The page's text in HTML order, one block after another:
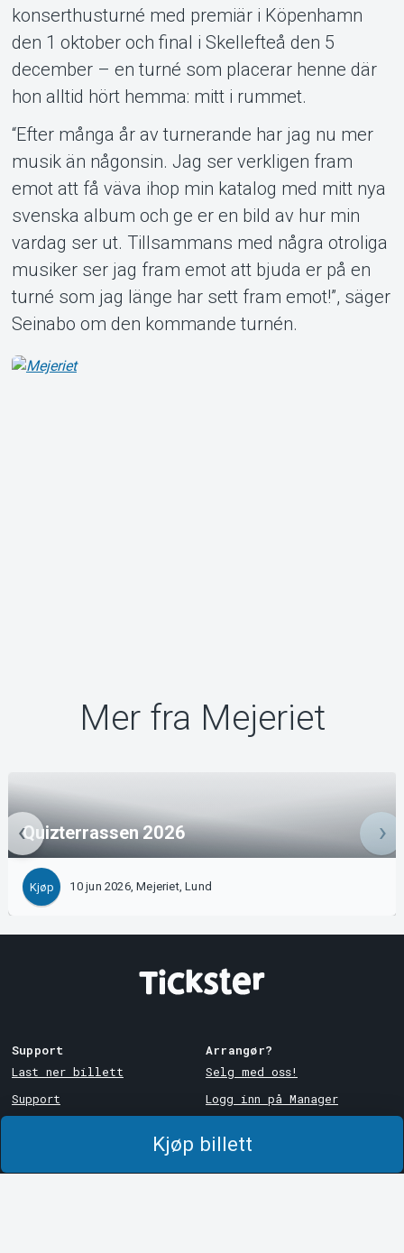
Kjøp billett
konserthusturné med premiär i Köpenhamn
den 1 oktober och final i Skellefteå den 5
december – en turné som placerar henne där
hon alltid hört hemma: mitt i rummet.
“Efter många år av turnerande har jag nu mer
musik än någonsin. Jag ser verkligen fram
emot att få väva ihop min katalog med mitt nya
svenska album och ge er en bild av hur min
vardag ser ut. Tillsammans med några otroliga
musiker ser jag fram emot att bjuda er på en
turné som jag länge har sett fram emot!”, säger
Seinabo om den kommande turnén.
Mer fra Mejeriet
Quizterrassen 2026
Kjøp 10 jun 2026, Mejeriet, Lund
Support
Last ner billett
Support
Arrangør?
Selg med oss!
Logg inn på Manager